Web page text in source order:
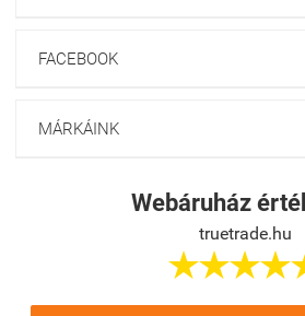
FACEBOOK
MÁRKÁINK
Webáruház
truetrade.hu
